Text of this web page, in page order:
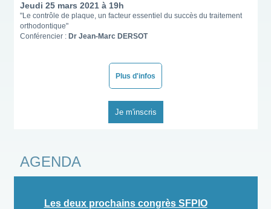
Jeudi 25 mars 2021 à 19h
"Le contrôle de plaque, un facteur essentiel du succès du traitement
orthodontique"
Conférencier : Dr Jean-Marc DERSOT
Plus d'infos
Je m'inscris
AGENDA
Les deux prochains congrès SFPIO